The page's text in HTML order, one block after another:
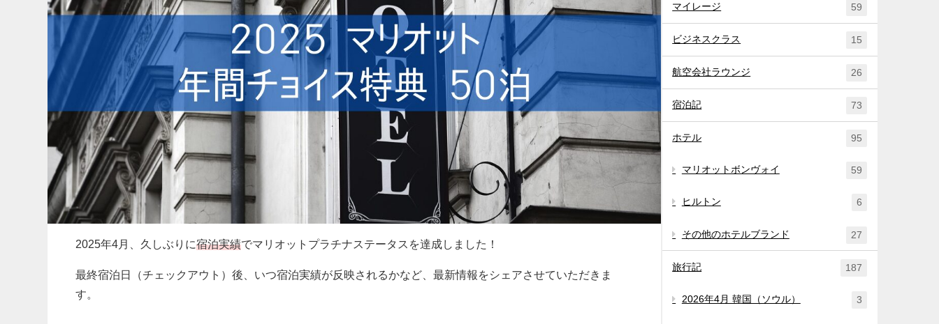
2025年4月、久しぶりに宿泊実績でマリオットプラチナステータスを達成しました！
最終宿泊日（チェックアウト）後、いつ宿泊実績が反映されるかなど、最新情報をシェアさせていただきま
す。
マイレージ 59
ビジネスクラス 15
航空会社ラウンジ 26
宿泊記 73
ホテル 95
マリオットボンヴォイ 59
ヒルトン 6
その他のホテルブランド 27
旅行記 187
2026年4月 韓国（ソウル） 3